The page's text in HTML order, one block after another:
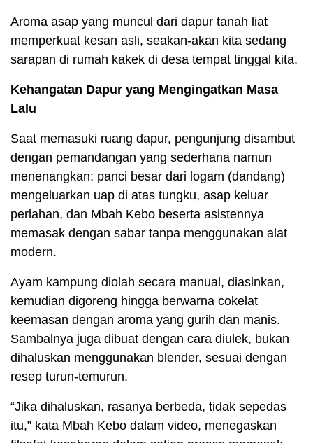
Aroma asap yang muncul dari dapur tanah liat
memperkuat kesan asli, seakan-akan kita sedang
sarapan di rumah kakek di desa tempat tinggal kita.
Kehangatan Dapur yang Mengingatkan Masa
Lalu
Saat memasuki ruang dapur, pengunjung disambut
dengan pemandangan yang sederhana namun
menenangkan: panci besar dari logam (dandang)
mengeluarkan uap di atas tungku, asap keluar
perlahan, dan Mbah Kebo beserta asistennya
memasak dengan sabar tanpa menggunakan alat
modern.
Ayam kampung diolah secara manual, diasinkan,
kemudian digoreng hingga berwarna cokelat
keemasan dengan aroma yang gurih dan manis.
Sambalnya juga dibuat dengan cara diulek, bukan
dihaluskan menggunakan blender, sesuai dengan
resep turun-temurun.
“Jika dihaluskan, rasanya berbeda, tidak sepedas
itu,” kata Mbah Kebo dalam video, menegaskan